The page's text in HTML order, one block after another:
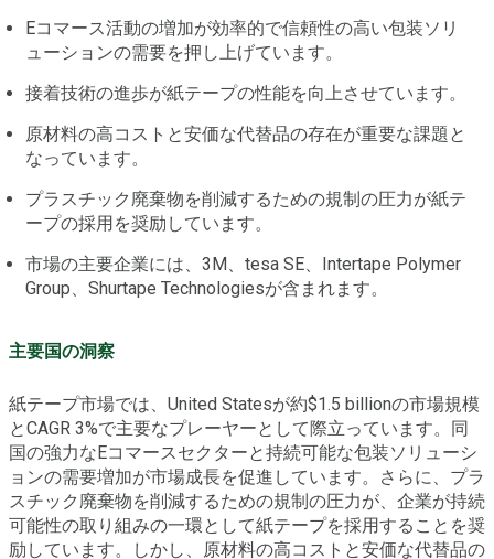
Eコマース活動の増加が効率的で信頼性の高い包装ソリ
ューションの需要を押し上げています。
接着技術の進歩が紙テープの性能を向上させています。
原材料の高コストと安価な代替品の存在が重要な課題と
なっています。
プラスチック廃棄物を削減するための規制の圧力が紙テ
ープの採用を奨励しています。
市場の主要企業には、3M、tesa SE、Intertape Polymer
Group、Shurtape Technologiesが含まれます。
主要国の洞察
紙テープ市場では、United Statesが約$1.5 billionの市場規模
とCAGR 3%で主要なプレーヤーとして際立っています。同
国の強力なEコマースセクターと持続可能な包装ソリューシ
ョンの需要増加が市場成長を促進しています。さらに、プラ
スチック廃棄物を削減するための規制の圧力が、企業が持続
可能性の取り組みの一環として紙テープを採用することを奨
励しています。しかし、原材料の高コストと安価な代替品の